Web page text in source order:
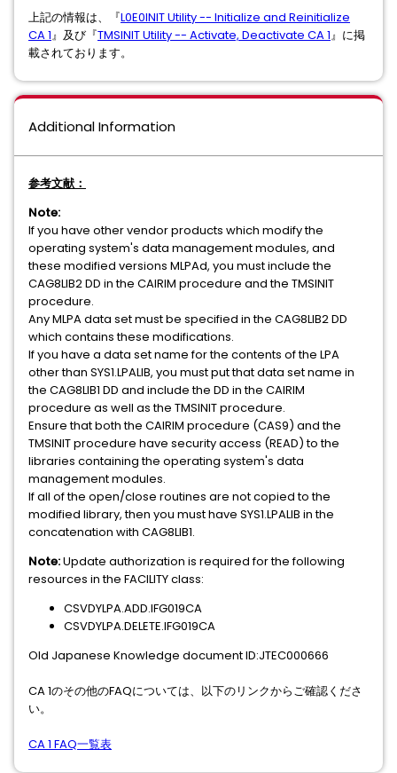
上記の情報は、『L0E0INIT Utility -- Initialize and Reinitialize
CA 1』及び『TMSINIT Utility -- Activate, Deactivate CA 1』に掲
載されております。
Additional Information
参考⽂献：
Note:
If you have other vendor products which modify the
operating system's data management modules, and
these modified versions MLPAd, you must include the
CAG8LIB2 DD in the CAIRIM procedure and the TMSINIT
procedure.
Any MLPA data set must be specified in the CAG8LIB2 DD
which contains these modifications.
If you have a data set name for the contents of the LPA
other than SYS1.LPALIB, you must put that data set name in
the CAG8LIB1 DD and include the DD in the CAIRIM
procedure as well as the TMSINIT procedure.
Ensure that both the CAIRIM procedure (CAS9) and the
TMSINIT procedure have security access (READ) to the
libraries containing the operating system's data
management modules.
If all of the open/close routines are not copied to the
modified library, then you must have SYS1.LPALIB in the
concatenation with CAG8LIB1.
Note:Update authorization is required for the following
resources in the FACILITY class:
CSVDYLPA.ADD.IFG019CA
CSVDYLPA.DELETE.IFG019CA
Old Japanese Knowledge document ID:JTEC000666
CA 1のその他のFAQについては、以下のリンクからご確認くださ
い。
CA 1 FAQ一覧表